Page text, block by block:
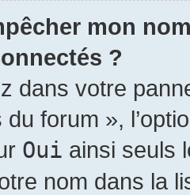
mon
?
dans votre
forum »,
Oui ainsi seuls
nom dans la